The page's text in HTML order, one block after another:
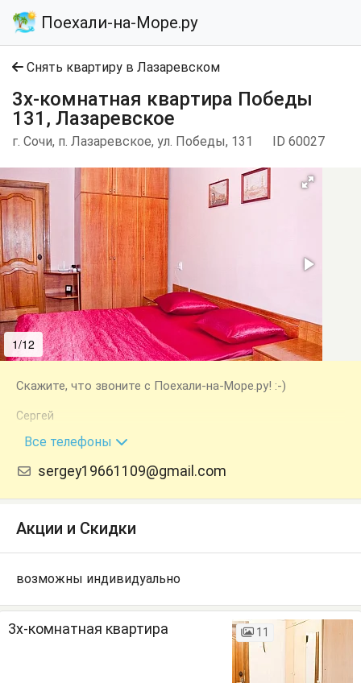
Поехали-на-Море.ру
Снять квартиру в Лазаревском
3х-комнатная квартира Победы
131, Лазаревское
г. Сочи, п. Лазаревское, ул. Победы, 131 ID 60027
1/12
Скажите, что звоните с Поехали-на-Море.ру! :-)
Сергей
+7 (918) 917-07-08
Все телефоны
sergey19661109@gmail.com
Акции и Скидки
возможны индивидуально
3х-комнатная квартира 11